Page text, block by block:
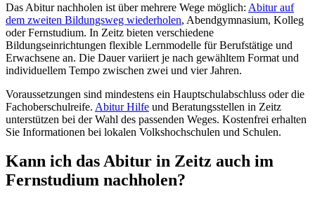
Das Abitur nachholen ist über mehrere Wege möglich: Abitur auf
dem zweiten Bildungsweg wiederholen, Abendgymnasium, Kolleg
oder Fernstudium. In Zeitz bieten verschiedene
Bildungseinrichtungen flexible Lernmodelle für Berufstätige und
Erwachsene an. Die Dauer variiert je nach gewähltem Format und
individuellem Tempo zwischen zwei und vier Jahren.
Voraussetzungen sind mindestens ein Hauptschulabschluss oder die
Fachoberschulreife. Abitur Hilfe und Beratungsstellen in Zeitz
unterstützen bei der Wahl des passenden Weges. Kostenfrei erhalten
Sie Informationen bei lokalen Volkshochschulen und Schulen.
Kann ich das Abitur in Zeitz auch im
Fernstudium nachholen?